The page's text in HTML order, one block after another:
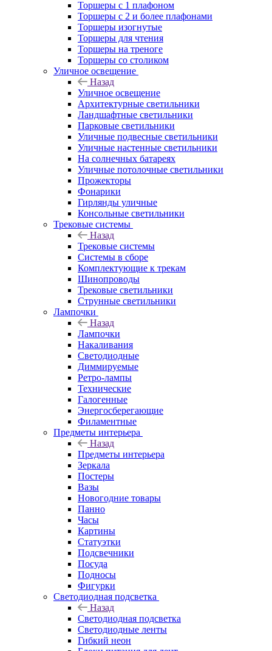
Торшеры с 1 плафоном
Торшеры с 2 и более плафонами
Торшеры изогнутые
Торшеры для чтения
Торшеры на треноге
Торшеры со столиком
Уличное освещение
Назад
Уличное освещение
Архитектурные светильники
Ландшафтные светильники
Парковые светильники
Уличные подвесные светильники
Уличные настенные светильники
На солнечных батареях
Уличные потолочные светильники
Прожекторы
Фонарики
Гирлянды уличные
Консольные светильники
Трековые системы
Назад
Трековые системы
Системы в сборе
Комплектующие к трекам
Шинопроводы
Трековые светильники
Струнные светильники
Лампочки
Назад
Лампочки
Накаливания
Светодиодные
Диммируемые
Ретро-лампы
Технические
Галогенные
Энергосберегающие
Филаментные
Предметы интерьера
Назад
Предметы интерьера
Зеркала
Постеры
Вазы
Новогодние товары
Панно
Часы
Картины
Статуэтки
Подсвечники
Посуда
Подносы
Фигурки
Светодиодная подсветка
Назад
Светодиодная подсветка
Светодиодные ленты
Гибкий неон